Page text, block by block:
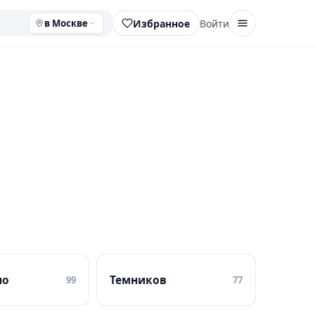
в Москве Избранное Войти
99 Темников 77